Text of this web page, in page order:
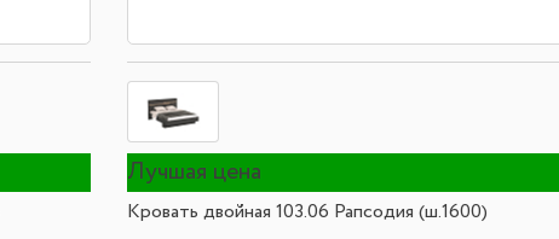
Лучшая цена
Кровать двойная 103.06 Рапсодия (ш.1600)